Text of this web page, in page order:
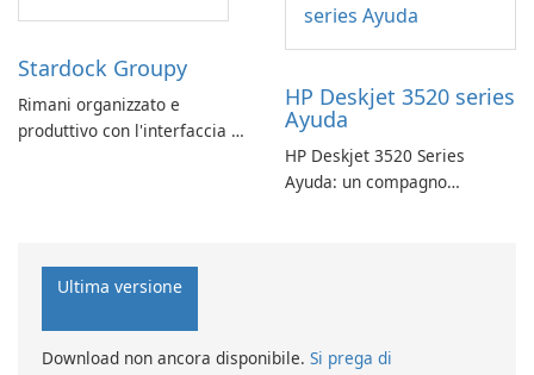
Stardock Groupy
Rimani organizzato e
produttivo con l'interfaccia a
HP Deskjet 3520 series
Ayuda
HP Deskjet 3520 Series
Ayuda: un compagno
Ultima versione
Download non ancora disponibile. Si prega di